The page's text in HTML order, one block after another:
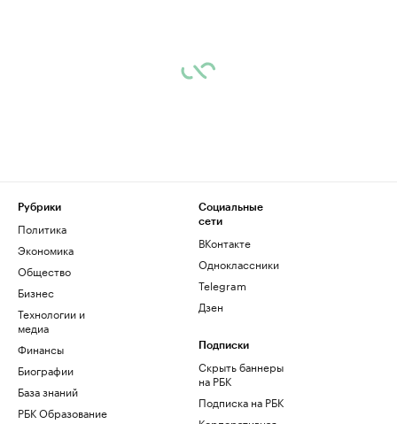
Рубрики
Политика
Экономика
Общество
Бизнес
Технологии и
медиа
Финансы
Биографии
База знаний
РБК Образование
Социальные
сети
ВКонтакте
Одноклассники
Telegram
Дзен
Подписки
Скрыть баннеры
на РБК
Подписка на РБК